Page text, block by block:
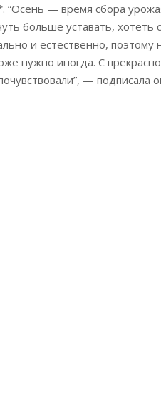
“Осень — время сбора
больше уставать, хотеть
и естественно, поэтому
нужно иногда. С
— подписала